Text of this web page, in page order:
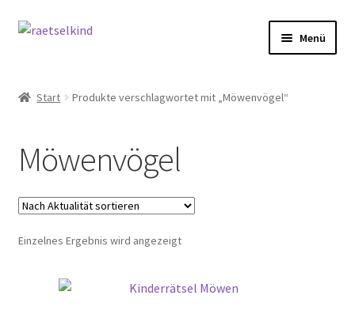
Zur
Zum
Menü
Cookie-Richtlinie (EU)
Datenschutzbelehrung
Echtheit von Bewertungen
Start Produkte verschlagwortet mit „Möwenvögel“
Möwenvögel
Einzelnes Ergebnis wird angezeigt